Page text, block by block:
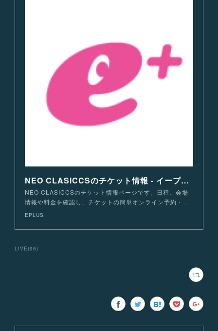
NEO CLASICCSのチケット情報 - イープラス
NEO CLASICCSのチケット情報ページです。日程、会場
情報や料金を確認し、チケットの簡単オンライン予約・…
EPLUS
LIVE (96)